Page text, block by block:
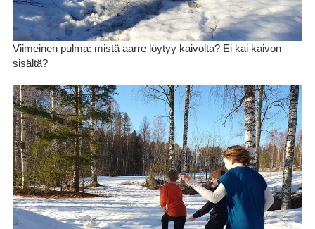
Viimeinen pulma: mistä aarre löytyy kaivolta? Ei kai kaivon
sisältä?